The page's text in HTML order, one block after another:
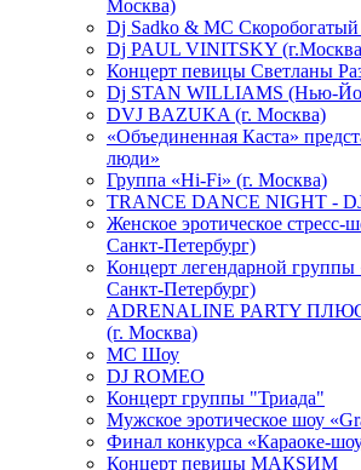
Москва)
Dj Sadko & МС Скоробогатый
Dj PAUL VINITSKY
Концерт певицы Светланы
Dj STAN WILLIAMS (Нью-
DVJ BAZUKA (г. Москва)
«Объединенная Каста»
люди»
Группа «Hi-Fi» (г. Москва)
TRANCE DANCE NIGHT -
Женское эротическое
Санкт-Петербург)
Концерт легендарной группы
Санкт-Петербург)
ADRENALINE PARTY
(г. Москва)
MC Шоу
DJ ROMEO
Концерт группы "Триада"
Мужское эротическое шоу
Финал конкурса «Караоке-
Концерт певицы МАКSИМ